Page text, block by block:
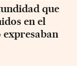
que
en el
expresaban